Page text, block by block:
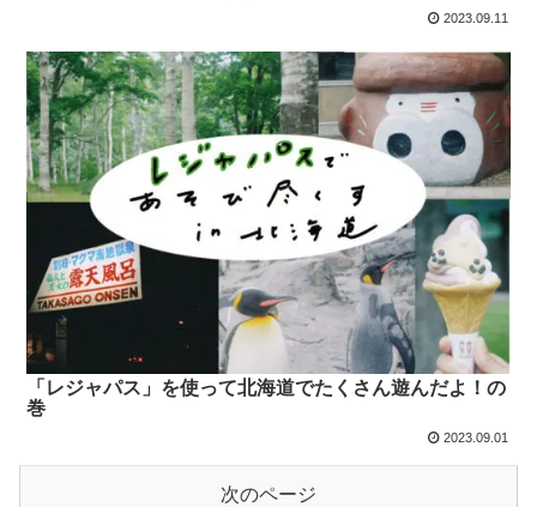
2023.09.11
「レジャパス」を使って北海道でたくさん遊んだよ！の
巻
2023.09.01
次のページ